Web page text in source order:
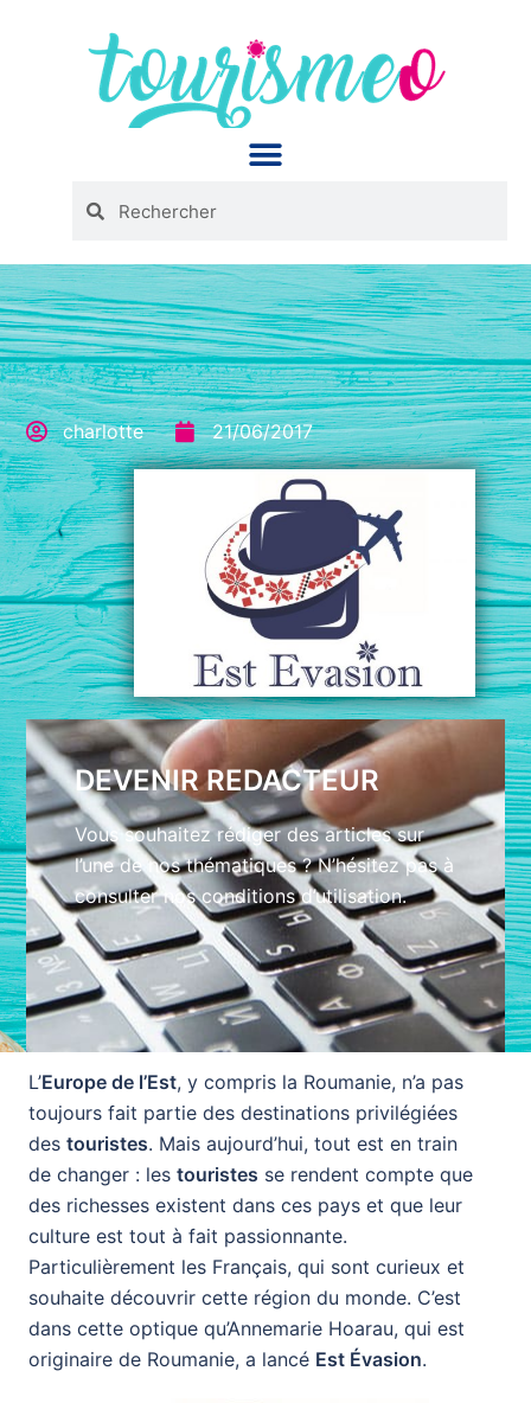
charlotte 21/06/2017
DEVENIR REDACTEUR
Vous souhaitez rédiger des articles sur
l’une de nos thématiques ? N’hésitez pas à
consulter nos conditions d’utilisation.
L’Europe de l’Est, y compris la Roumanie, n’a pas
toujours fait partie des destinations privilégiées
destouristes. Mais aujourd’hui, tout est en train
de changer : lestouristes se rendent compte que
des richesses existent dans ces pays et que leur
culture est tout à fait passionnante.
Particulièrement les Français, qui sont curieux et
souhaite découvrir cette région du monde. C’est
dans cette optique qu’Annemarie Hoarau, qui est
originaire de Roumanie, a lancé Est Évasion.